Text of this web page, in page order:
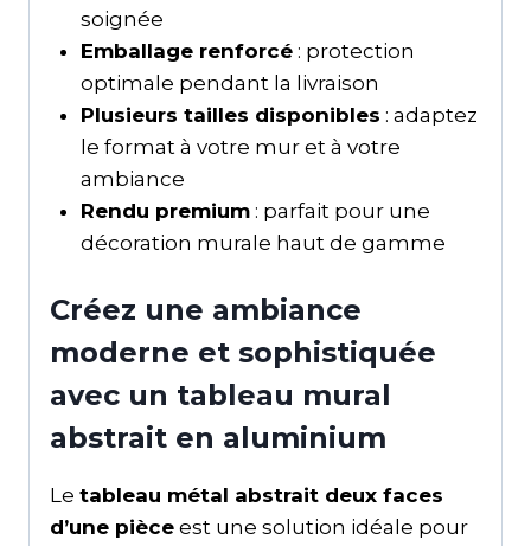
soignée
Emballage renforcé: protection
optimale pendant la livraison
Plusieurs tailles disponibles : adaptez
le format à votre mur et à votre
ambiance
Rendu premium: parfait pour une
décoration murale haut de gamme
Créez une ambiance
moderne et sophistiquée
avec un tableau mural
abstrait en aluminium
Le tableau métal abstrait deux faces
d’une pièce est une solution idéale pour